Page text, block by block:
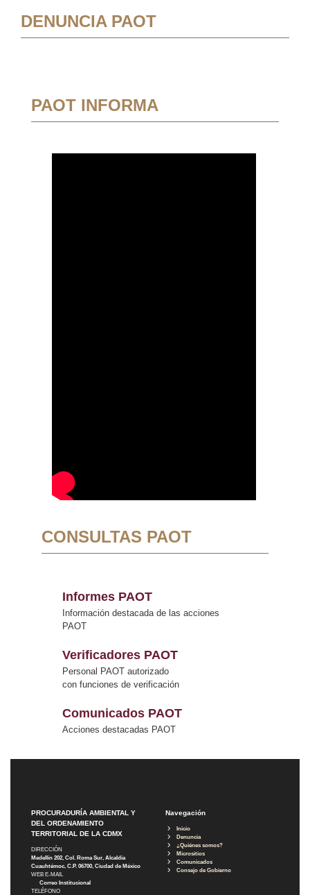
DENUNCIA PAOT
PAOT INFORMA
CONSULTAS PAOT
Informes PAOT
Información destacada de las acciones
PAOT
Verificadores PAOT
Personal PAOT autorizado
con funciones de verificación
Comunicados PAOT
Acciones destacadas PAOT
PROCURADURÍA AMBIENTAL Y
DEL ORDENAMIENTO
TERRITORIAL DE LA CDMX
DIRECCIÓN
Medellín 202, Col. Roma Sur, Alcaldía
Cuauhtémoc, C.P. 06700, Ciudad de México
WEB E-MAIL
Correo Institucional
TELÉFONO
Navegación
Inicio
Denuncia
¿Quiénes somos?
Micrositios
Comunicados
Consejo de Gobierno